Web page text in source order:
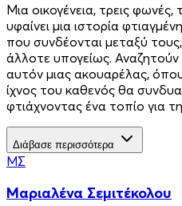
Μια οικογένεια, τρεις
υφαίνει µια ιστορία
που συνδέονται µεταξύ
άλλοτε υπογείως.
αυτόν µιας ακουαρέλας,
ίχνος του καθενός θα
φτιάχνοντας ένα τοπίο για
Διάβασε περισσότερα
ΜΣ
Μαριαλένα Σεμιτέκολου